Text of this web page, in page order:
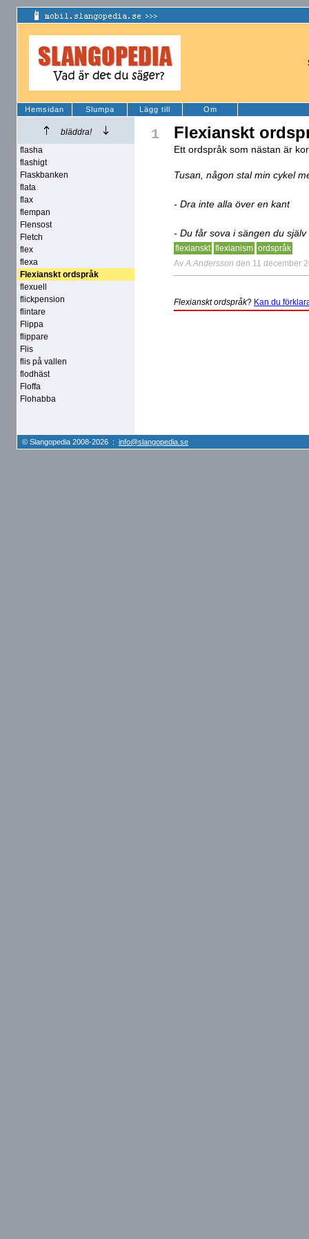
Hemsidan Slumpa Lägg till Om
bläddra!
flasha
flashigt
Flaskbanken
flata
flax
flempan
Flensost
Fletch
flex
flexa
Flexianskt ordspråk
flexuell
flickpension
flintare
Flippa
flippare
Flis
flis på vallen
flodhäst
Floffa
Flohabba
1 Flexianskt
Ett ordspråk som nästan är
Tusan, någon stal min cykel
- Dra inte alla över en kant
- Du får sova i sängen du
flexianskt flexianism ordspråk
Av A.Andersson den 11 december
Flexianskt ordspråk? Kan du
© Slangopedia 2008-2026 : info@slangopedia.se